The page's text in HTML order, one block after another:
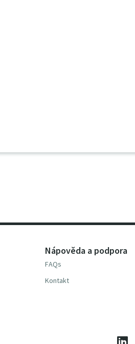
Nápověda a podpora
FAQs
Kontakt